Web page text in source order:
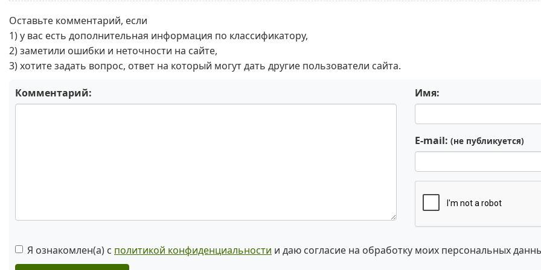
Оставьте комментарий, если
1) у вас есть дополнительная информация по классификатору,
2) заметили ошибки и неточности на сайте,
3) хотите задать вопрос, ответ на который могут дать другие пользователи сайта.
Комментарий: Имя:
E-mail: (не публикуется)
Я ознакомлен(а) с политикой конфиденциальности и даю согласие на обработку моих персональных